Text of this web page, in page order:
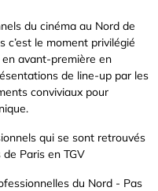
du cinéma au Nord de
c’est le moment privilégié
avant-première en
de line-up par les
conviviaux pour
qui se sont retrouvés
Paris en TGV
du Nord - Pas